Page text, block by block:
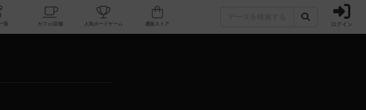
掲示板一覧 カフェ/店舗 人気ボードゲーム ログイン